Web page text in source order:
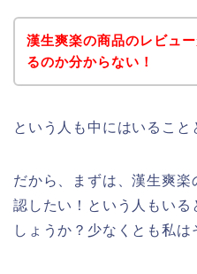
漢生爽楽の商品のレビュ
るのか分からない！
という人も中にはいること
だから、まずは、漢生爽
認したい！という人もい
しょうか？少なくとも私は